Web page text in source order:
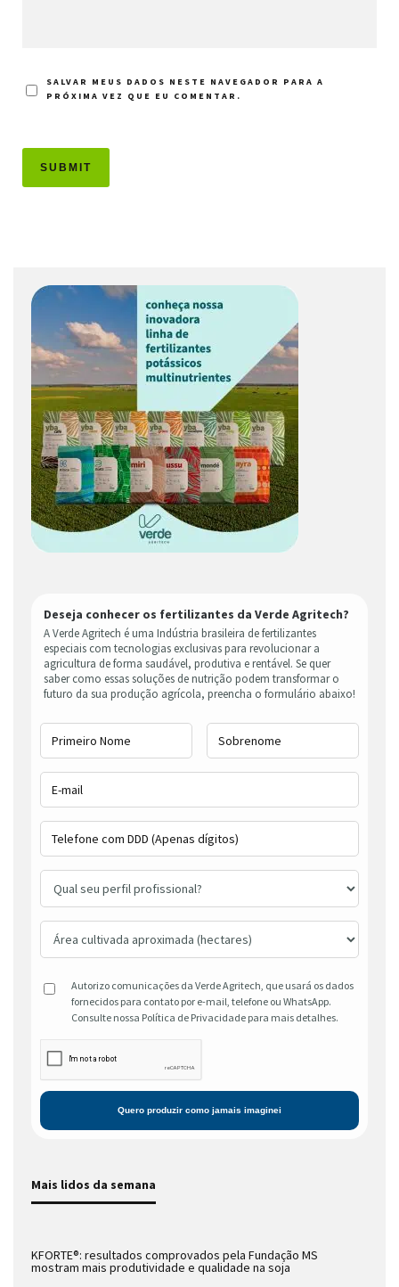
SALVAR MEUS DADOS NESTE NAVEGADOR PARA A
PRÓXIMA VEZ QUE EU COMENTAR.
Deseja conhecer os fertilizantes da Verde Agritech?
A Verde Agritech é uma Indústria brasileira de fertilizantes
especiais com tecnologias exclusivas para revolucionar a
agricultura de forma saudável, produtiva e rentável. Se quer
saber como essas soluções de nutrição podem transformar o
futuro da sua produção agrícola, preencha o formulário abaixo!
Autorizo comunicações da Verde Agritech, que usará os dados
fornecidos para contato por e-mail, telefone ou WhatsApp.
Consulte nossa Política de Privacidade para mais detalhes.
Mais lidos da semana
KFORTE®: resultados comprovados pela Fundação MS
mostram mais produtividade e qualidade na soja